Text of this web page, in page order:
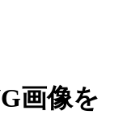
画像を